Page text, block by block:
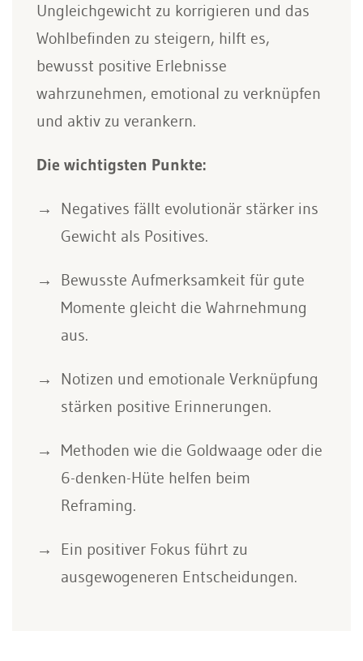
Ungleichgewicht zu korrigieren und das
Wohlbefinden zu steigern, hilft es,
bewusst positive Erlebnisse
wahrzunehmen, emotional zu verknüpfen
und aktiv zu verankern.
Die wichtigsten Punkte:
Negatives fällt evolutionär stärker ins
Gewicht als Positives.
Bewusste Aufmerksamkeit für gute
Momente gleicht die Wahrnehmung
aus.
Notizen und emotionale Verknüpfung
stärken positive Erinnerungen.
Methoden wie die Goldwaage oder die
6-denken-Hüte helfen beim
Reframing.
Ein positiver Fokus führt zu
ausgewogeneren Entscheidungen.